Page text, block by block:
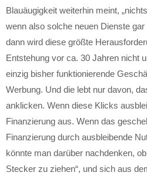
Blauäugigkeit weiterhin meint,
wenn also solche neuen Dienste
dann wird diese größte
Entstehung vor ca. 30 Jahren nicht
einzig bisher funktionierende
Werbung. Und die lebt nur davon,
anklicken. Wenn diese Klicks
Finanzierung aus. Wenn das
Finanzierung durch ausbleibende
könnte man darüber nachdenken,
Stecker zu ziehen“, und sich aus